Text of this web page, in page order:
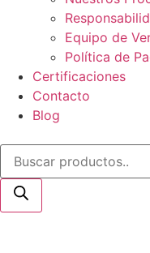
Equipo de
Política de
Certificaciones
Contacto
Blog